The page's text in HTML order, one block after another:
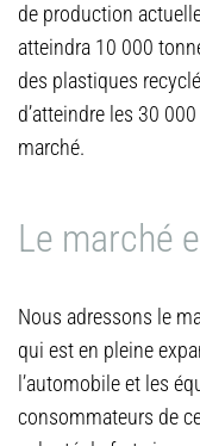
de production
atteindra 10 000
des plastiques
d’atteindre les 30
marché.
Le marché
Nous adressons le
qui est en pleine
l’automobile et les
consommateurs de